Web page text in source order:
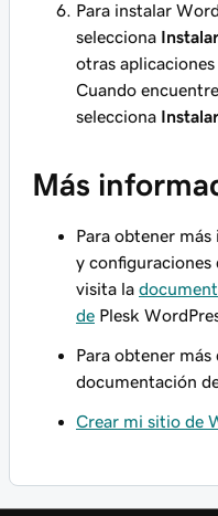
Para instalar
selecciona Instalar
otras
Cuando
selecciona Instalar
Más
Para obtener
y configuraciones
visita la
de Plesk
Para obtener
documentación
Crear mi sitio de